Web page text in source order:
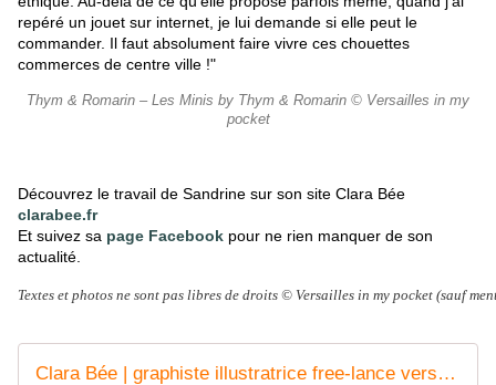
repéré un jouet sur internet, je lui demande si elle peut le
commander. Il faut absolument faire vivre ces chouettes
commerces de centre ville !"
Thym & Romarin – Les Minis by Thym & Romarin © Versailles in my
pocket
Découvrez le travail de Sandrine sur son site Clara Bée
clarabee.fr
Et suivez sa page Facebook pour ne rien manquer de son
actualité.
Textes et photos ne sont pas libres de droits © Versailles in my pocket (sauf
Clara Bée | graphiste illustratrice free-lance versailles